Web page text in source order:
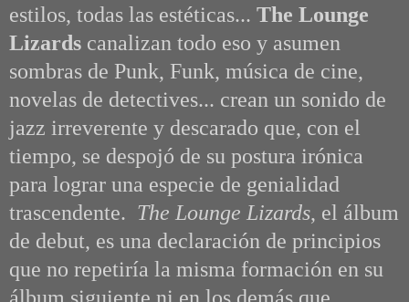
estilos, todas las estéticas... The Lounge
Lizards canalizan todo eso y asumen
sombras de Punk, Funk, música de cine,
novelas de detectives... crean un sonido de
jazz irreverente y descarado que, con el
tiempo, se despojó de su postura irónica
para lograr una especie de genialidad
trascendente. The Lounge Lizards, el álbum
de debut, es una declaración de principios
que no repetiría la misma formación en su